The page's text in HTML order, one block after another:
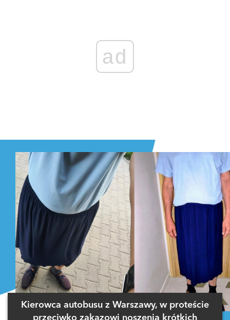
ad
Kierowca autobusu z Warszawy, w proteście
przeciwko zakazowi noszenia krótkich